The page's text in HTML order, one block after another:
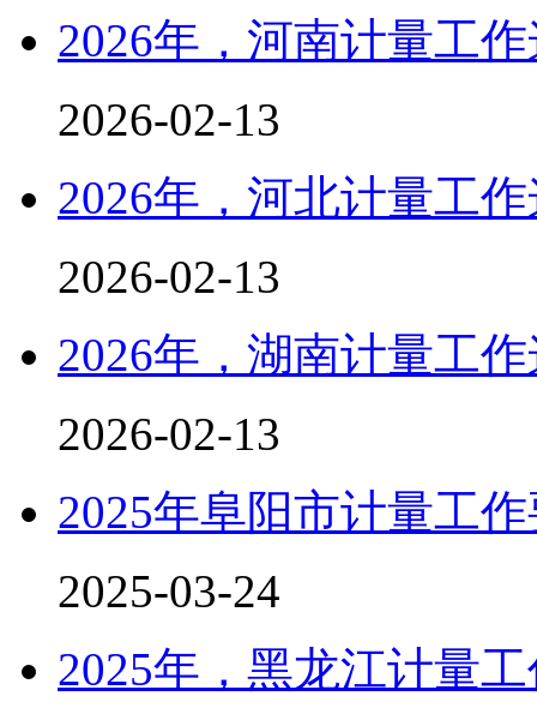
​2026年，河南计量工
2026-02-13
​2026年，河北计量工
2026-02-13
2026年，湖南计量工
2026-02-13
2025年阜阳市计量工
2025-03-24
​2025年，黑龙江计量